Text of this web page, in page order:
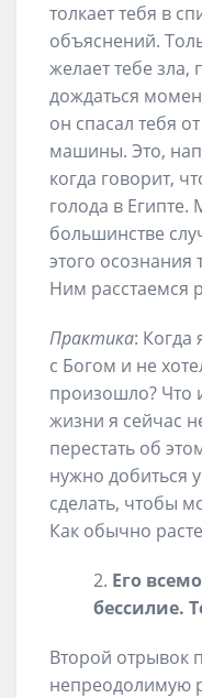
толкает тебя в
объяснений.
желает тебе зла,
дождаться
он спасал тебя
машины. Это,
когда говорит,
голода в
большинстве
этого осознания
Ним расстаемся
Практика: Когда
с Богом и не
произошло? Что
жизни я сейчас
перестать об
нужно добиться
сделать, чтобы
Как обычно
Его
бессилие.
Второй отрывок
непреодолимую